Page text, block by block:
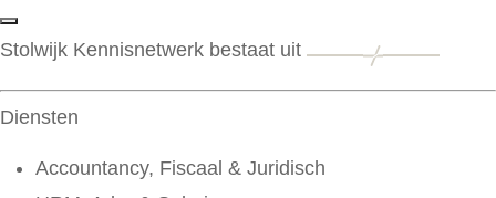
Stolwijk Kennisnetwerk bestaat uit
Diensten
Accountancy, Fiscaal & Juridisch